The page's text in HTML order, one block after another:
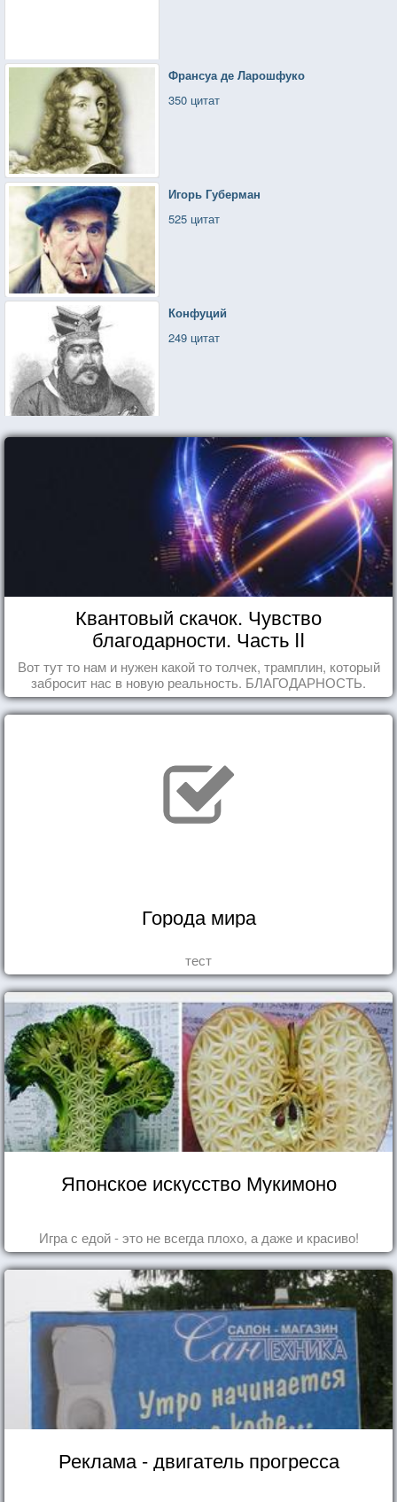
Франсуа де Ларошфуко
350 цитат
Игорь Губерман
525 цитат
Конфуций
249 цитат
Квантовый скачок. Чувство
благодарности. Часть II
Вот тут то нам и нужен какой то толчек, трамплин, который
забросит нас в новую реальность. БЛАГОДАРНОСТЬ.
Города мира
тест
Японское искусство Мукимоно
Игра с едой - это не всегда плохо, а даже и красиво!
Реклама - двигатель прогресса